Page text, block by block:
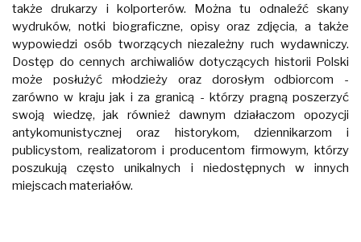
także drukarzy i kolporterów. Można tu odnaleźć skany
wydruków, notki biograficzne, opisy oraz zdjęcia, a także
wypowiedzi osób tworzących niezależny ruch wydawniczy.
Dostęp do cennych archiwaliów dotyczących historii Polski
może posłużyć młodzieży oraz dorosłym odbiorcom -
zarówno w kraju jak i za granicą - którzy pragną poszerzyć
swoją wiedzę, jak również dawnym działaczom opozycji
antykomunistycznej oraz historykom, dziennikarzom i
publicystom, realizatorom i producentom firmowym, którzy
poszukują często unikalnych i niedostępnych w innych
miejscach materiałów.